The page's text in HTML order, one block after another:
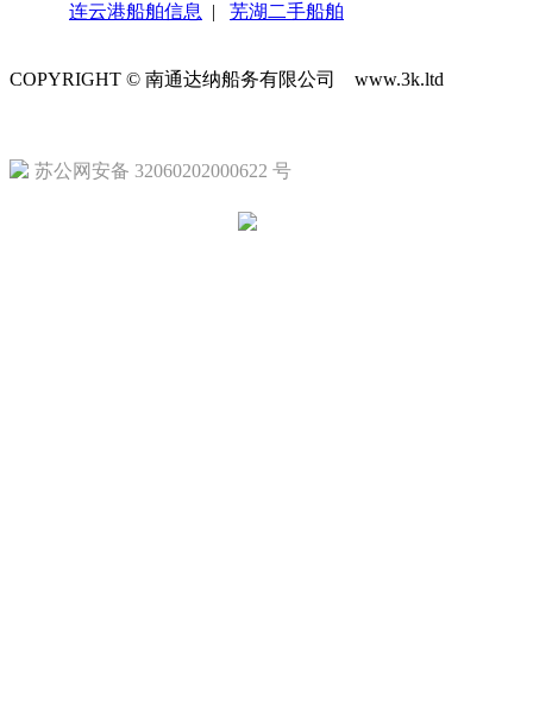
连云港船舶信息
| 芜湖二手船舶
COPYRIGHT © 南通达纳船务有限公司 www.3k.ltd
苏公网安备 32060202000622 号